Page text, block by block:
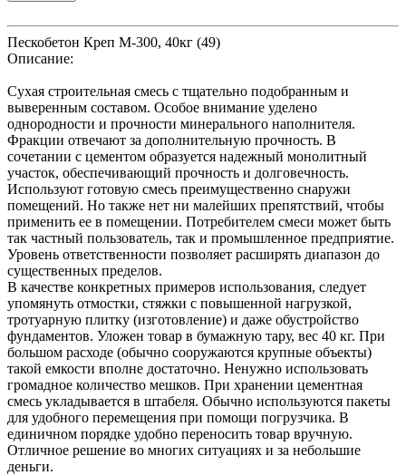
Пескобетон Креп М-300, 40кг (49)
Описание:
Сухая строительная смесь с тщательно подобранным и
выверенным составом. Особое внимание уделено
однородности и прочности минерального наполнителя.
Фракции отвечают за дополнительную прочность. В
сочетании с цементом образуется надежный монолитный
участок, обеспечивающий прочность и долговечность.
Используют готовую смесь преимущественно снаружи
помещений. Но также нет ни малейших препятствий, чтобы
применить ее в помещении. Потребителем смеси может быть
так частный пользователь, так и промышленное предприятие.
Уровень ответственности позволяет расширять диапазон до
существенных пределов.
В качестве конкретных примеров использования, следует
упомянуть отмостки, стяжки с повышенной нагрузкой,
тротуарную плитку (изготовление) и даже обустройство
фундаментов. Уложен товар в бумажную тару, вес 40 кг. При
большом расходе (обычно сооружаются крупные объекты)
такой емкости вполне достаточно. Ненужно использовать
громадное количество мешков. При хранении цементная
смесь укладывается в штабеля. Обычно используются пакеты
для удобного перемещения при помощи погрузчика. В
единичном порядке удобно переносить товар вручную.
Отличное решение во многих ситуациях и за небольшие
деньги.